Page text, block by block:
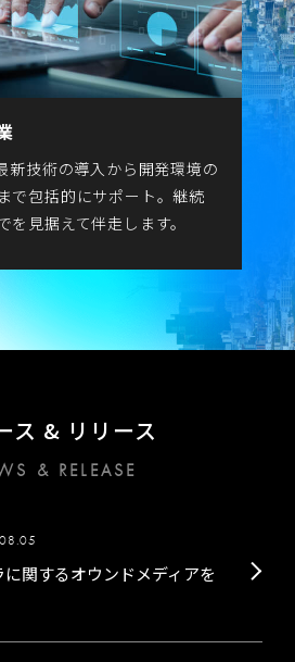
新技術の導入から開発環境の
で包括的にサポート。継続
を見据えて伴走します。
ス & リリース
& RELEASE
関するオウンドメディアを